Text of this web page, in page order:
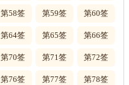
第58签 第59签 第60签
第64签 第65签 第66签
第70签 第71签 第72签
第76签 第77签 第78签